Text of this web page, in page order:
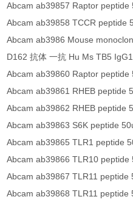
Abcam ab39857 Raptor
Abcam ab39858 TCCR peptide
Abcam ab3986 Mouse
D162 抗体 一抗 Hu Ms TB5
Abcam ab39860 Raptor
Abcam ab39861 RHEB peptide
Abcam ab39862 RHEB peptide
Abcam ab39863 S6K peptide
Abcam ab39865 TLR1 peptide
Abcam ab39866 TLR10
Abcam ab39867 TLR11 peptide
Abcam ab39868 TLR11 peptide